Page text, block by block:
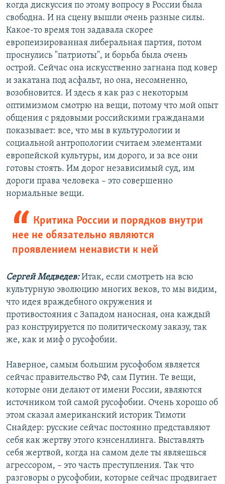
когда дискуссия по этому вопросу в России была
свободна. И на сцену вышли очень разные силы.
Какое-то время тон задавала скорее
европеизированная либеральная партия, потом
проснулись "патриоты", и борьба была очень
острой. Сейчас она искусственно загнана под ковер
и закатана под асфальт, но она, несомненно,
возобновится. И здесь я как раз с некоторым
оптимизмом смотрю на вещи, потому что мой опыт
общения с рядовыми российскими гражданами
показывает: все, что мы в культурологии и
социальной антропологии считаем элементами
европейской культуры, им дорого, и за все они
готовы стоять. Им дорог независимый суд, им
дороги права человека – это совершенно
нормальные вещи.
Критика России и порядков внутри
нее не обязательно являются
проявлением ненависти к ней
Сергей Медведев:Итак, если смотреть на всю
культурную эволюцию многих веков, то мы видим,
что идея враждебного окружения и
противостояния с Западом наносная, она каждый
раз конструируется по политическому заказу, так
же, как и миф о русофобии.
Наверное, самым большим русофобом является
сейчас правительство РФ, сам Путин. Те вещи,
которые они делают от имени России, являются
источником той самой русофобии. Очень хорошо об
этом сказал американский историк Тимоти
Снайдер: русские сейчас постоянно представляют
себя как жертву этого кэнсенллинга. Выставлять
себя жертвой, когда на самом деле ты являешься
агрессором, – это часть преступления. Так что
разговоры о русофобии, которые сейчас продвигает